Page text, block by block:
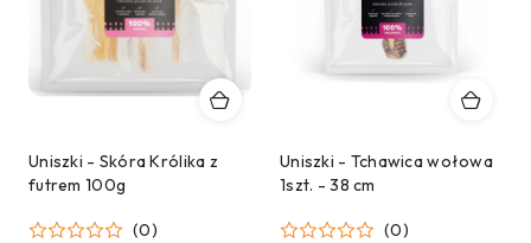
Uniszki - Skóra Królika z
futrem 100g
(0)
Uniszki - Tchawica wołowa
1szt. - 38 cm
(0)